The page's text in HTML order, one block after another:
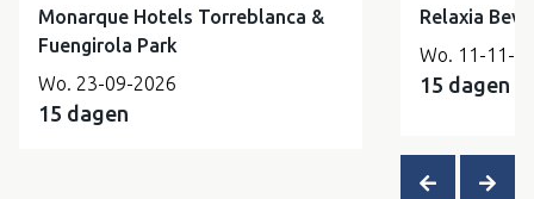
Monarque Hotels Torreblanca &
Fuengirola Park
Wo. 23-09-2026
15 dagen
Relaxia
Wo. 11-11-
15 dagen